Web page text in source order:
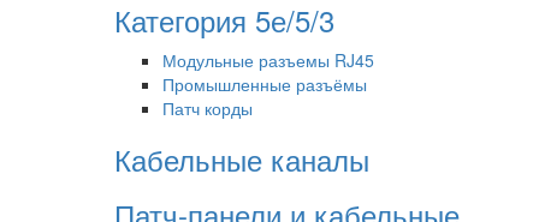
Категория 5е/5/3
Модульные разъемы RJ45
Промышленные разъёмы
Патч корды
Кабельные каналы